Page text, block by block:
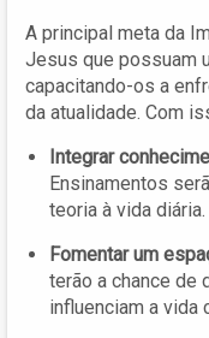
A principal meta da
Jesus que possuam
capacitando-os a
da atualidade. Com
Integrar
Ensinamentos
teoria à vida diária.
Fomentar um
terão a chance de
influenciam a vida